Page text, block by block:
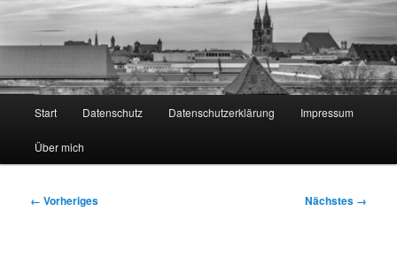
Start Datenschutz Datenschutzerklärung Impressum
Über mich
Bilder-
← Vorheriges Nächstes →